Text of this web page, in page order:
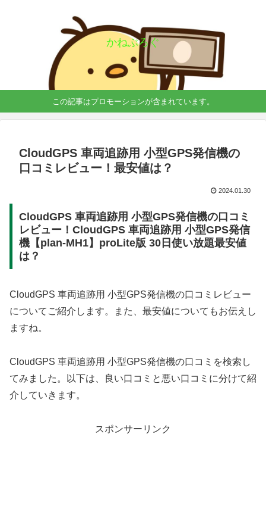
かねぶろぐ
この記事はプロモーションが含まれています。
CloudGPS 車両追跡用 小型GPS発信機の
口コミレビュー！最安値は？
2024.01.30
CloudGPS 車両追跡用 小型GPS発信機の口コミ
レビュー！CloudGPS 車両追跡用 小型GPS発信
機【plan-MH1】proLite版 30日使い放題最安値
は？
CloudGPS 車両追跡用 小型GPS発信機の口コミレビュー
についてご紹介します。また、最安値についてもお伝えし
ますね。
CloudGPS 車両追跡用 小型GPS発信機の口コミを検索し
てみました。以下は、良い口コミと悪い口コミに分けて紹
介していきます。
スポンサーリンク